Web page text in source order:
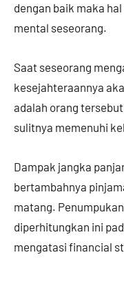
dengan baik maka
mental seseorang.
Saat seseorang
kesejahteraannya
adalah orang
sulitnya memenuhi
Dampak jangka
bertambahnya
matang.
diperhitungkan ini
mengatasi financial